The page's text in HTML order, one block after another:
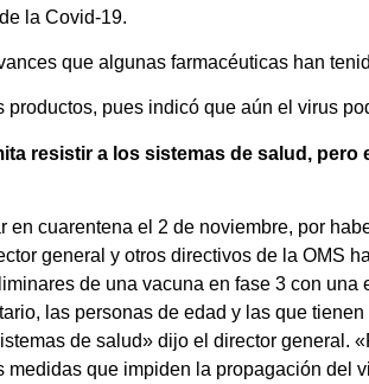
la Covid-19.
que algunas farmacéuticas han
pues indicó que aún el virus
resistir a los sistemas de salud,
cuarentena el 2 de noviembre, por
general y otros directivos de la OMS
de una vacuna en fase 3 con
las personas de edad y las que
de salud» dijo el director general.
que impiden la propagación del